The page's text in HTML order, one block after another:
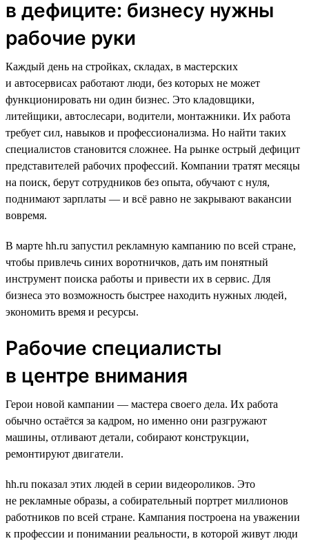
в дефиците: бизнесу нужны
рабочие руки
Каждый день на стройках, складах, в мастерских
и автосервисах работают люди, без которых не может
функционировать ни один бизнес. Это кладовщики,
литейщики, автослесари, водители, монтажники. Их работа
требует сил, навыков и профессионализма. Но найти таких
специалистов становится сложнее. На рынке острый дефицит
представителей рабочих профессий. Компании тратят месяцы
на поиск, берут сотрудников без опыта, обучают с нуля,
поднимают зарплаты — и всё равно не закрывают вакансии
вовремя.
В марте hh.ru запустил рекламную кампанию по всей стране,
чтобы привлечь синих воротничков, дать им понятный
инструмент поиска работы и привести их в сервис. Для
бизнеса это возможность быстрее находить нужных людей,
экономить время и ресурсы.
Рабочие специалисты
в центре внимания
Герои новой кампании — мастера своего дела. Их работа
обычно остаётся за кадром, но именно они разгружают
машины, отливают детали, собирают конструкции,
ремонтируют двигатели.
hh.ru показал этих людей в серии видеороликов. Это
не рекламные образы, а собирательный портрет миллионов
работников по всей стране. Кампания построена на уважении
к профессии и понимании реальности, в которой живут люди